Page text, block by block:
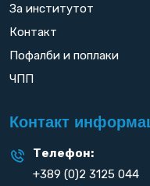
За институтот
Контакт
Пофалби и поплаки
ЧПП
Контакт
Телефон:
+389 (0)2 3125 044